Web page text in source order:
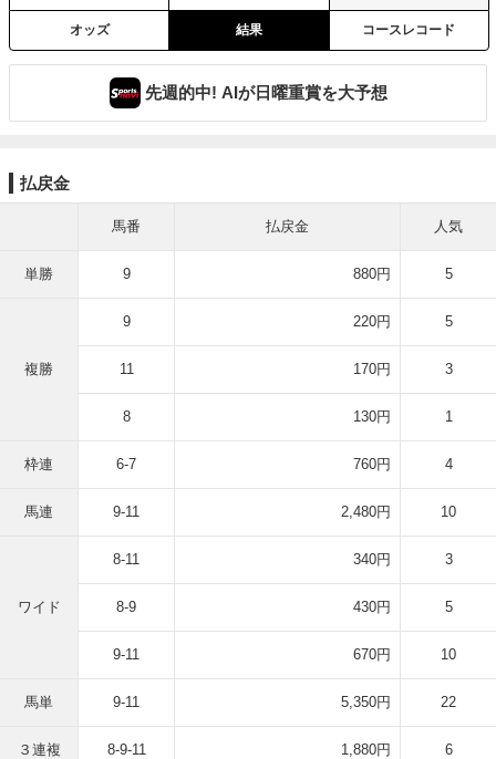
オッズ 結果 コースレコード
先週的中! AIが日曜重賞を大予想
払戻金
馬番 払戻金 人気
単勝 9 880円 5
複勝
9 220円 5
11 170円 3
8 130円 1
枠連 6-7 760円 4
馬連 9-11 2,480円 10
ワイド
8-11 340円 3
8-9 430円 5
9-11 670円 10
馬単 9-11 5,350円 22
３連複 8-9-11 1,880円 6